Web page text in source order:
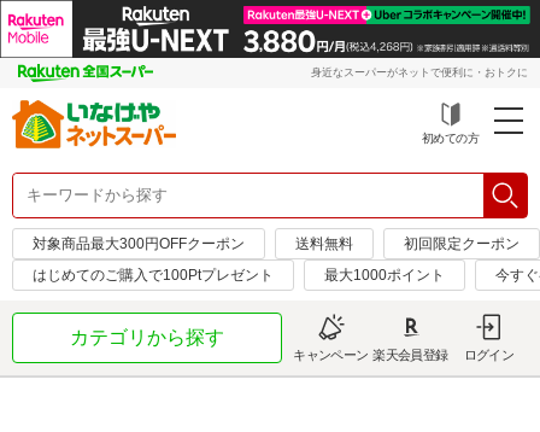
身近なスーパーがネットで便利に・おトクに
初めての方
対象商品最大300円OFFクーポン 送料無料
初回限定クーポン
はじめてのご購入で100Ptプレゼント
最大1000ポイント 今す
カテゴリから探す
キャンペーン 楽天会員登録 ログイン